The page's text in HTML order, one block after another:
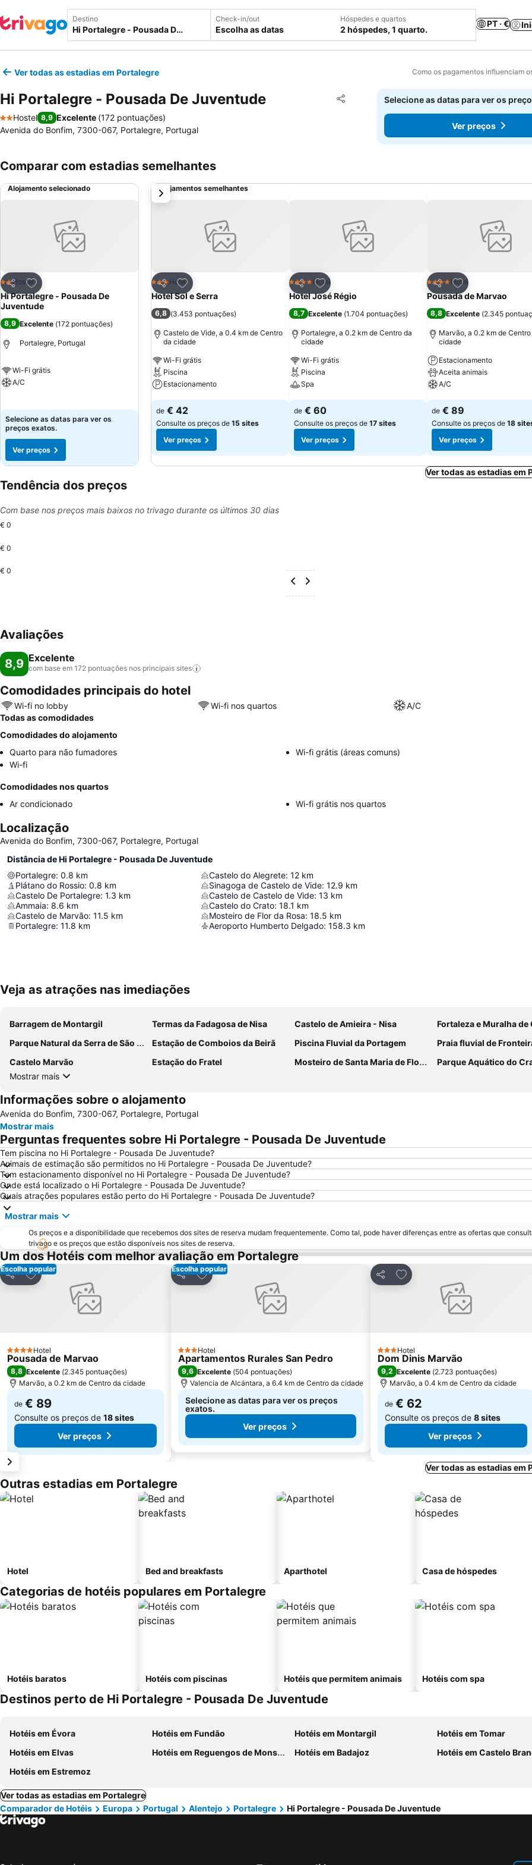
Destino Check-in/out
Escolha as datas
Hóspedes e quartos
2 hóspedes, 1 quarto.
PT · €
Ver todas as estadias em Portalegre Como os pagamentos influenciam
Hi Portalegre - Pousada De Juventude Partilhar
Adicionar aos favoritos
2 Estrelas
Hostel 8,9 Excelente (172 pontuações)
Avenida do Bonfim, 7300-067, Portalegre, Portugal
Selecione as datas para ver os
Ver preços
Comparar com estadias semelhantes
Alojamento selecionado
Partilhar
Adicionar aos favoritos
2 Estrelas
Hostel
Hi Portalegre - Pousada De
Juventude
8,9 Excelente (172 pontuações)
Portalegre, Portugal
Wi-Fi grátis
A/C
Selecione as datas para ver os
preços exatos.
Ver preços
Alojamentos semelhantes
Partilhar
Adicionar aos favoritos
3 Estrelas
Hotel
Hotel Sol e Serra
6,8 (3.453 pontuações)
Castelo de Vide, a 0.4 km de Centro
da cidade
Wi-Fi grátis
Piscina
Estacionamento
Ver preços
de € 42
Consulte os preços de 15 sites
Ver preços
Partilhar
Adicionar aos favoritos
4 EstrelasHotel
Hotel José Régio
8,7 Excelente (1.704 pontuações)
Portalegre, a 0.2 km de Centro da
cidade
Wi-Fi grátis
Piscina
Spa
Ver preços
de € 60
Consulte os preços de 17 sites
Ver preços
Partilhar
Adicionar aos
4 EstrelasHotel
Pousada de Marvao
8,8 Excelente (2.345
Marvão, a 0.2 km de Centro
cidade
Estacionamento
Aceita animais
A/C
Ver preços
de € 89
Consulte os preços de 18
Ver preços
próximo
Ver todas as estadias em
Tendência dos preços
Com base nos preços mais baixos no trivago durante os últimos 30 dias
€ 0
€ 0
€ 0
Avaliações
8,9 Excelente
com base em 172 pontuações nos principais sites
Comodidades principais do hotel
Wi-fi no lobby Wi-fi nos quartos
A/C
Todas as comodidades
Comodidades do alojamento
Quarto para não fumadores
Wi-fi grátis (áreas comuns)
Wi-fi
Comodidades nos quartos
Ar condicionado
Wi-fi grátis nos quartos
Localização
Avenida do Bonfim, 7300-067, Portalegre, Portugal
Distância de Hi Portalegre - Pousada De Juventude
Portalegre: 0.8 km
Plátano do Rossio: 0.8 km
Castelo De Portalegre: 1.3 km
Ammaia: 8.6 km
Castelo de Marvão: 11.5 km
Portalegre: 11.8 km
Castelo do Alegrete: 12 km
Sinagoga de Castelo de Vide: 12.9 km
Castelo de Castelo de Vide: 13 km
Castelo do Crato: 18.1 km
Mosteiro de Flor da Rosa: 18.5 km
Aeroporto Humberto Delgado: 158.3 km
Veja as atrações nas imediações
Barragem de Montargil Termas da Fadagosa de Nisa Castelo de Amieira - Nisa
Fortaleza e Muralha de
Parque Natural da Serra de São Mamede
Estação de Comboios da Beirã Piscina Fluvial da Portagem
Praia fluvial de
Castelo Marvão
Estação do Fratel Mosteiro de Santa Maria de Flor da Rosa
Parque Aquático do
Mostrar mais
Informações sobre o alojamento
Avenida do Bonfim, 7300-067, Portalegre, Portugal
Mostrar mais
Perguntas frequentes sobre Hi Portalegre - Pousada De Juventude
Tem piscina no Hi Portalegre - Pousada De Juventude?
Animais de estimação são permitidos no Hi Portalegre - Pousada De Juventude?
Tem estacionamento disponível no Hi Portalegre - Pousada De Juventude?
Onde está localizado o Hi Portalegre - Pousada De Juventude?
Quais atrações populares estão perto do Hi Portalegre - Pousada De Juventude?
Mostrar mais
Os preços e a disponibilidade que recebemos dos sites de reserva mudam frequentemente. Como tal, pode haver diferenças entre as ofertas que
trivago e os preços que estão disponíveis nos sites de reserva.
Um dos Hotéis com melhor avaliação em Portalegre
Escolha popular
Partilhar
Adicionar aos favoritos
4 Estrelas
Hotel
Pousada de Marvao
8,8 Excelente (2.345 pontuações)
Marvão, a 0.2 km de Centro da cidade
de € 89
Consulte os preços de 18 sites
Ver preços
Escolha popular
Partilhar
Adicionar aos favoritos
3 Estrelas
Hotel
Apartamentos Rurales San Pedro
9,6 Excelente (504 pontuações)
Valencia de Alcántara, a 6.4 km de Centro da cidade
Selecione as datas para ver os preços
exatos.
Ver preços
Partilhar
Adicionar aos favoritos
3 Estrelas
Hotel
Dom Dinis Marvão
9,2 Excelente (2.723 pontuações)
Marvão, a 0.4 km de Centro da cidade
de € 62
Consulte os preços de 8 sites
Ver preços
Ver todas as estadias em
Outras estadias em Portalegre
Hotel Bed and breakfasts Aparthotel Casa de hóspedes
Categorias de hotéis populares em Portalegre
Hotéis baratos Hotéis com piscinas Hotéis que permitem animais Hotéis com spa
Destinos perto de Hi Portalegre - Pousada De Juventude
Hotéis em Évora Hotéis em Fundão Hotéis em Montargil
Hotéis em Tomar
Hotéis em Elvas
Hotéis em Reguengos de Monsaraz Hotéis em Badajoz
Hotéis em Castelo
Hotéis em Estremoz
Ver todas as estadias em Portalegre
Comparador de Hotéis
Europa Portugal Alentejo Portalegre Hi Portalegre - Pousada De Juventude